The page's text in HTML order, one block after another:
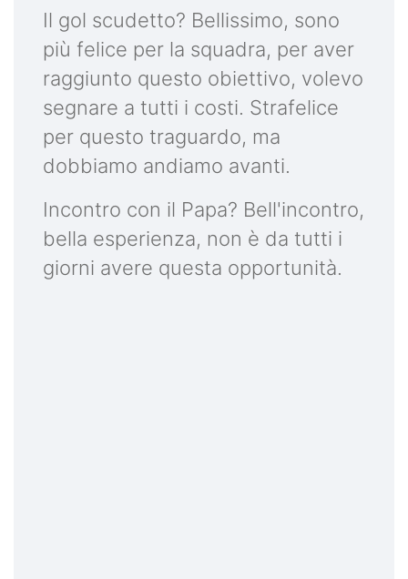
Il gol scudetto? Bellissimo, sono
più felice per la squadra, per aver
raggiunto questo obiettivo, volevo
segnare a tutti i costi. Strafelice
per questo traguardo, ma
dobbiamo andiamo avanti.
Incontro con il Papa? Bell'incontro,
bella esperienza, non è da tutti i
giorni avere questa opportunità.